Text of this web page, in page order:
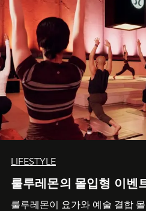
LIFESTYLE
룰루레몬의 몰입형 이벤
룰루레몬이 요가와 예술 결합